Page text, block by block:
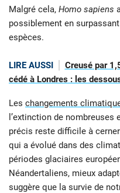
Malgré cela, Homo sapiens
possiblement en
espèces.
LIRE AUSSI
Creusé par
cédé à Londres : les
Les changements
l’extinction de nombreuses
précis reste difficile à
qui a évolué dans des
périodes glaciaires
Néandertaliens, mieux
suggère que la survie de